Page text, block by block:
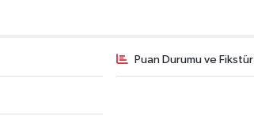
Puan Durumu ve Fikstür